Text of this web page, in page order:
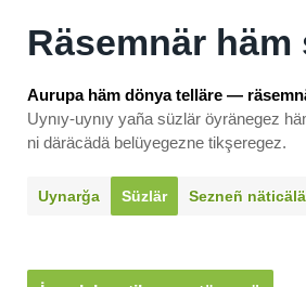
Räsemnär häm
Aurupa häm dönya telläre —
Uynıy-uynıy yaña süzlär öyränegez
ni däräcädä belüyegezne tikşeregez.
Uynarğa Süzlär Sezneñ